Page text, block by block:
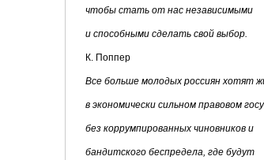
чтобы стать от нас независимыми
и способными сделать свой выбор.
К. Поппер
Все больше молодых россиян хотят
в экономически сильном правовом
без коррумпированных чиновников и
бандитского беспредела, где будут